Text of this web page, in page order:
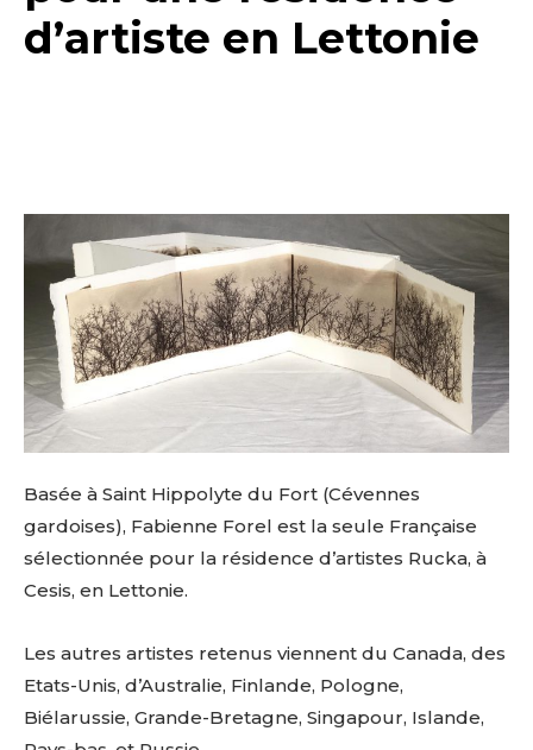
d’artiste en Lettonie
Basée à Saint Hippolyte du Fort (Cévennes
gardoises), Fabienne Forel est la seule Française
sélectionnée pour la résidence d’artistes Rucka, à
Cesis, en Lettonie.
Les autres artistes retenus viennent du Canada, des
Etats-Unis, d’Australie, Finlande, Pologne,
Biélarussie, Grande-Bretagne, Singapour, Islande,